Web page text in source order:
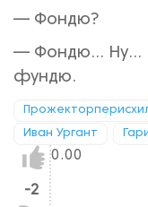
— Фондю?
— Фондю... Ну...
фундю.
Иван Ургант
Нравится!
-2
0.00